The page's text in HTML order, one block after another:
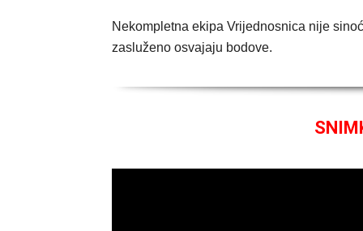
Nekompletna ekipa Vrijednosnica nije
zasluženo osvajaju bodove.